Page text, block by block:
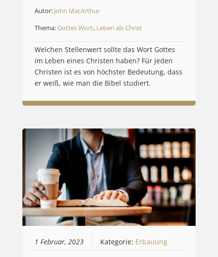
Autor: John MacArthur
Thema:Gottes Wort, Leben als Christ
Welchen Stellenwert sollte das Wort Gottes
im Leben eines Christen haben? Für jeden
Christen ist es von höchster Bedeutung, dass
er weiß, wie man die Bibel studiert.
1 Februar, 2023 Kategorie: Erbauung